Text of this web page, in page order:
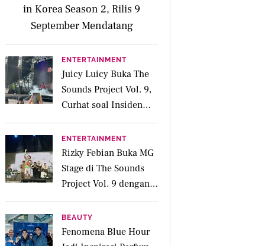
in Korea Season 2, Rilis 9
September Mendatang
ENTERTAINMENT
Juicy Luicy Buka The
Sounds Project Vol. 9,
Curhat soal Insiden
Salah Kostum
ENTERTAINMENT
Rizky Febian Buka MG
Stage di The Sounds
Project Vol. 9 dengan
Deretan Hitsnya
BEAUTY
Fenomena Blue Hour